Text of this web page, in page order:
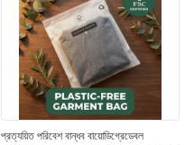
প্রত্যয়িত পরিবেশ বান্ধব বায়োডিগ্রেডেবল